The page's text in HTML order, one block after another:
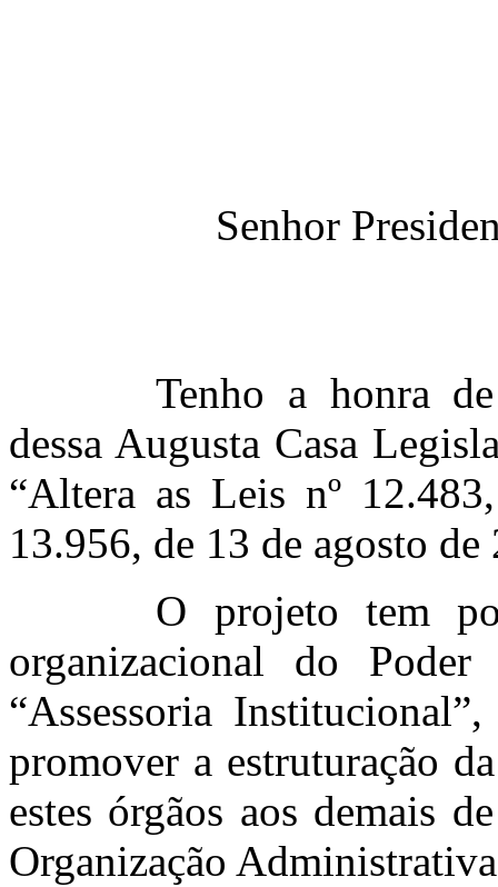
Senhor
Tenho a honra
dessa Augusta Casa
“Altera as Leis nº
13.956, de 13 de agosto
O projeto tem
organizacional do
“Assessoria
promover a estruturação
estes órgãos aos demais
Organização